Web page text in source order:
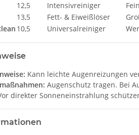
12,5 Intensivreiniger
13,5 Fett- & Eiweißlöser
10,5 Universalreiniger
Kann leichte Augenreizungen
Augenschutz tragen. Bei
direkter Sonneneinstrahlung